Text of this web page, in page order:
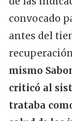
convocado
antes del
mismo
criticó al
trataba